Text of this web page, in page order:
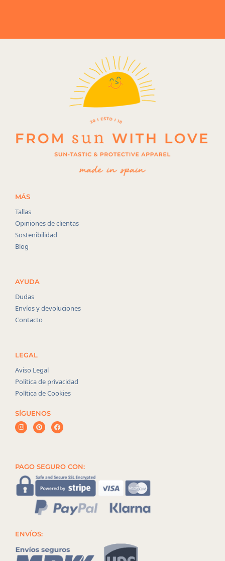
MÁS
Tallas
Opiniones de clientas
Sostenibilidad
Blog
AYUDA
Dudas
Envíos y devoluciones
Contacto
LEGAL
Aviso Legal
Política de privacidad
Política de Cookies
SÍGUENOS
PAGO SEGURO CON:
ENVÍOS: